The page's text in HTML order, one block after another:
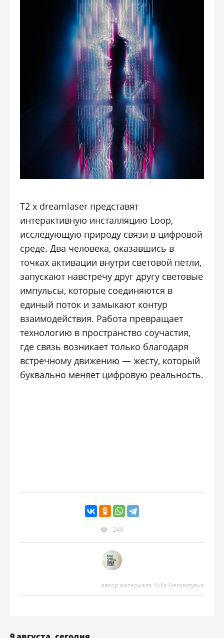
Т2 x dreamlaser представят
интерактивную инсталляцию Loop,
исследующую природу связи в цифровой
среде. Два человека, оказавшись в
точках активации внутри световой петли,
запускают навстречу друг другу световые
импульсы, которые соединяются в
единый поток и замыкают контур
взаимодействия. Работа превращает
технологию в пространство соучастия,
где связь возникает только благодаря
встречному движению — жесту, который
буквально меняет цифровую реальность.
248
автор материала Yulia Dementyeva